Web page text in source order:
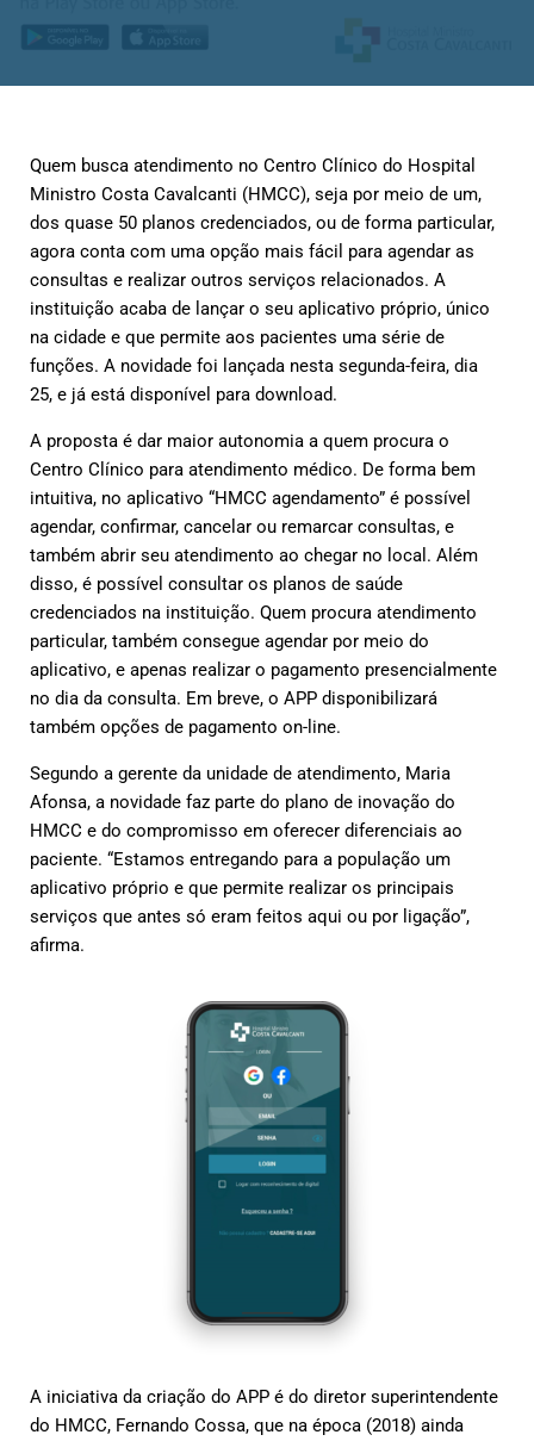
Quem busca atendimento no Centro Clínico do Hospital
Ministro Costa Cavalcanti (HMCC), seja por meio de um,
dos quase 50 planos credenciados, ou de forma particular,
agora conta com uma opção mais fácil para agendar as
consultas e realizar outros serviços relacionados. A
instituição acaba de lançar o seu aplicativo próprio, único
na cidade e que permite aos pacientes uma série de
funções. A novidade foi lançada nesta segunda-feira, dia
25, e já está disponível para download.
A proposta é dar maior autonomia a quem procura o
Centro Clínico para atendimento médico. De forma bem
intuitiva, no aplicativo “HMCC agendamento” é possível
agendar, confirmar, cancelar ou remarcar consultas, e
também abrir seu atendimento ao chegar no local. Além
disso, é possível consultar os planos de saúde
credenciados na instituição. Quem procura atendimento
particular, também consegue agendar por meio do
aplicativo, e apenas realizar o pagamento presencialmente
no dia da consulta. Em breve, o APP disponibilizará
também opções de pagamento on-line.
Segundo a gerente da unidade de atendimento, Maria
Afonsa, a novidade faz parte do plano de inovação do
HMCC e do compromisso em oferecer diferenciais ao
paciente. “Estamos entregando para a população um
aplicativo próprio e que permite realizar os principais
serviços que antes só eram feitos aqui ou por ligação”,
afirma.
A iniciativa da criação do APP é do diretor superintendente
do HMCC, Fernando Cossa, que na época (2018) ainda